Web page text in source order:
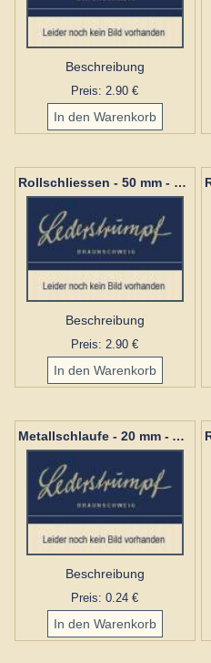
Beschreibung
Preis: 2.90 €
Rollschliessen - 50 mm - 376 Nickel
Beschreibung
Preis: 2.90 €
Metallschlaufe - 20 mm - Altmessing 007a
Beschreibung
Preis: 0.24 €